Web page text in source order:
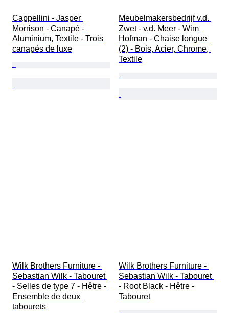
Cappellini - Jasper
Morrison - Canapé -
Aluminium, Textile - Trois
canapés de luxe
Meubelmakersbedrijf v.d.
Zwet - v.d. Meer - Wim
Hofman - Chaise longue
(2) - Bois, Acier, Chrome,
Textile
Wilk Brothers Furniture -
Sebastian Wilk - Tabouret
- Selles de type 7 - Hêtre -
Ensemble de deux
tabourets
Wilk Brothers Furniture -
Sebastian Wilk - Tabouret
- Root Black - Hêtre -
Tabouret